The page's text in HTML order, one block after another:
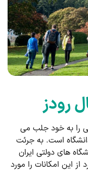
رودز
را به خود جلب می
است. به جرئت
های دولتی ایران
این امکانات را مورد